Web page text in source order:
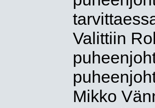
Valittiin
Mikko